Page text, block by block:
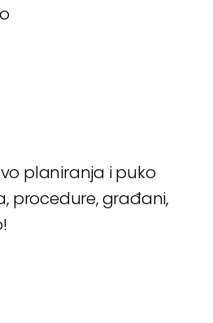
planiranja i puko
procedure, građani,